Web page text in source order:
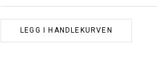
LEGG I HANDLEKURVEN